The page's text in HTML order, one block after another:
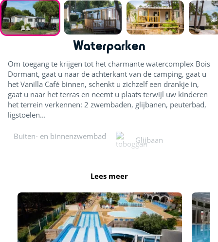
Waterparken
Om toegang te krijgen tot het charmante watercomplex Bois
Dormant, gaat u naar de achterkant van de camping, gaat u
het Vanilla Café binnen, schenkt u zichzelf een drankje in,
gaat u naar het terras en neemt u plaats terwijl uw kinderen
het terrein verkennen: 2 zwembaden, glijbanen, peuterbad,
ligstoelen...
Buiten- en binnenzwembad Glijbaan
Verwarmd binnenzwembad
Rodel- en glijbanen
Splashzone - Kinderspelletjes
Lees meer